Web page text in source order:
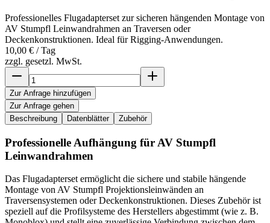
Professionelles Flugadapterset zur sicheren hängenden Montage von
AV Stumpfl Leinwandrahmen an Traversen oder
Deckenkonstruktionen. Ideal für Rigging-Anwendungen.
10,00 € / Tag
zzgl. gesetzl. MwSt.
Zur Anfrage hinzufügen
Zur Anfrage gehen
Beschreibung
Datenblätter Zubehör
Professionelle Aufhängung für AV Stumpfl
Leinwandrahmen
Das Flugadapterset ermöglicht die sichere und stabile hängende
Montage von AV Stumpfl Projektionsleinwänden an
Traversensystemen oder Deckenkonstruktionen. Dieses Zubehör ist
speziell auf die Profilsysteme des Herstellers abgestimmt (wie z. B.